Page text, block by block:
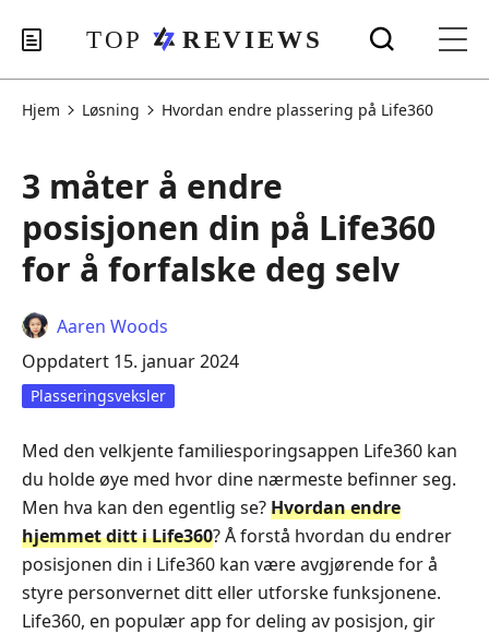
Hjem Løsning Hvordan endre plassering på Life360
3 måter å endre
posisjonen din på Life360
for å forfalske deg selv
Aaren Woods
Oppdatert 15. januar 2024
Plasseringsveksler
Med den velkjente familiesporingsappen Life360 kan
du holde øye med hvor dine nærmeste befinner seg.
Men hva kan den egentlig se?Hvordan endre
hjemmet ditt i Life360? Å forstå hvordan du endrer
posisjonen din i Life360 kan være avgjørende for å
styre personvernet ditt eller utforske funksjonene.
Life360, en populær app for deling av posisjon, gir